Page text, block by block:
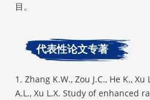
目。
代表性论文专著
1. Zhang K.W., Zou J.C., He K., Xu
A.L., Xu L.X. Study of enhanced